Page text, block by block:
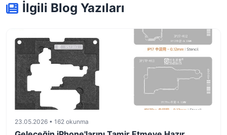
İlgili Blog Yazıları
23.05.2026 • 162 okunma